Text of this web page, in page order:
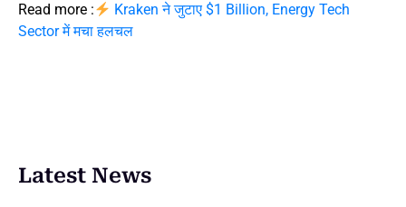
Read more :
Kraken ने जुटाए $1 Billion, Energy Tech
Sector में मचा हलचल
Latest News